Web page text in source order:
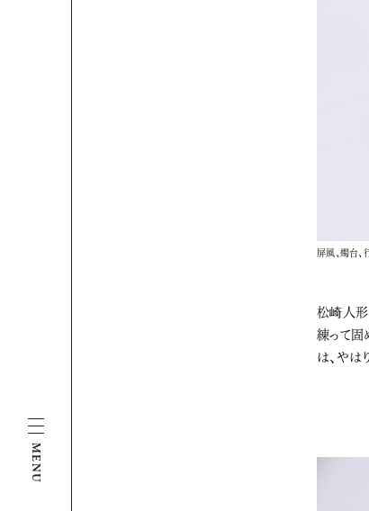
MENU
屏風、燭台
松崎人形
練って固
は、やは